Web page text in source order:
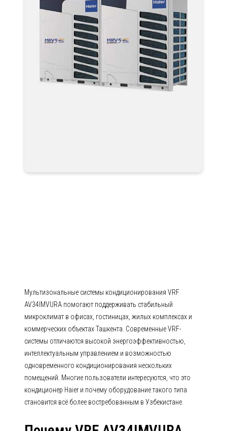
Мультизональные системы кондиционирования VRF
AV34IMVURA помогают поддерживать стабильный
микроклимат в офисах, гостиницах, жилых комплексах и
коммерческих объектах Ташкента. Современные VRF-
системы отличаются высокой энергоэффективностью,
интеллектуальным управлением и возможностью
одновременного кондиционирования нескольких
помещений. Многие пользователи интересуются, что это
кондиционер Haier и почему оборудование такого типа
становится всё более востребованным в Узбекистане.